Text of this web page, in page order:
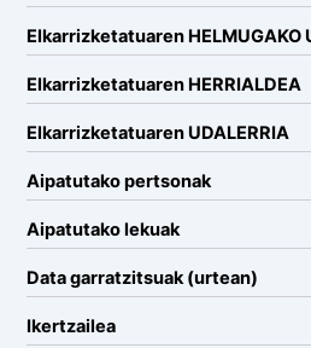
Elkarrizketatuaren HELMUGAKO
Elkarrizketatuaren HERRIALDEA
Elkarrizketatuaren UDALERRIA
Aipatutako pertsonak
Aipatutako lekuak
Data garratzitsuak (urtean)
Ikertzailea